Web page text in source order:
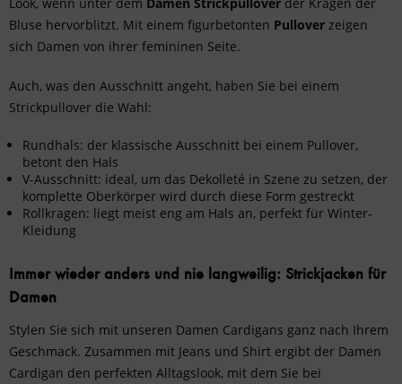
Bluse hervorblitzt. Mit einem figurbetonten Pullover zeigen
sich Damen von ihrer femininen Seite.
Auch, was den Ausschnitt angeht, haben Sie bei einem
Strickpullover die Wahl:
Rundhals: der klassische Ausschnitt bei einem Pullover,
betont den Hals
V-Ausschnitt: ideal, um das Dekolleté in Szene zu setzen, der
komplette Oberkörper wird durch diese Form gestreckt
Rollkragen: liegt meist eng am Hals an, perfekt für Winter-
Kleidung
Immer wieder anders und nie langweilig: Strickjacken für
Damen
Stylen Sie sich mit unseren Damen Cardigans ganz nach Ihrem
Geschmack. Zusammen mit Jeans und Shirt ergibt der Damen
Cardigan den perfekten Alltagslook, mit dem Sie bei